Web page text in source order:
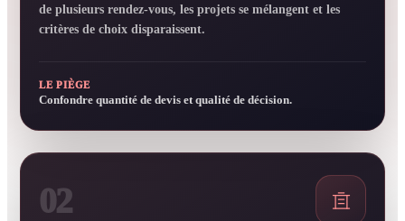
de plusieurs rendez-vous, les projets se mélangent et les
critères de choix disparaissent.
LE PIÈGE
Confondre quantité de devis et qualité de décision.
02